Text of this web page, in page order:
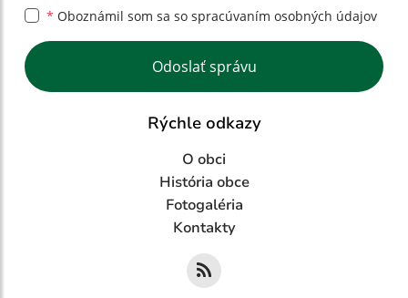
* Oboznámil som sa so spracúvaním osobných údajov
Google reCaptcha Response
Odoslať správu
Rýchle odkazy
O obci
História obce
Fotogaléria
Kontakty